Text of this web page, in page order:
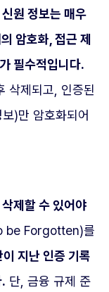
원 정보는 매우
암호화, 접근 제
필수적입니다.
삭제되고, 인증된
)만 암호화되어
제할 수 있어야
be Forgotten)를
지난 인증 기록
단, 금융 규제 준